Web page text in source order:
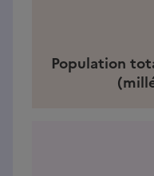
Population